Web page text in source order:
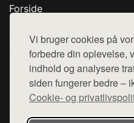
Vi bruger cookies på
forbedre din oplevelse,
indhold og analysere
siden fungerer bedre –
Cookie- og
Forside
Top Rabatter
Kontakt